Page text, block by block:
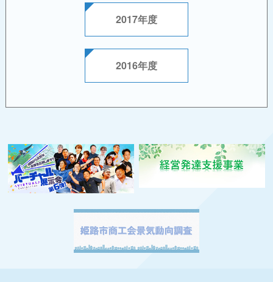
2017年度
2016年度